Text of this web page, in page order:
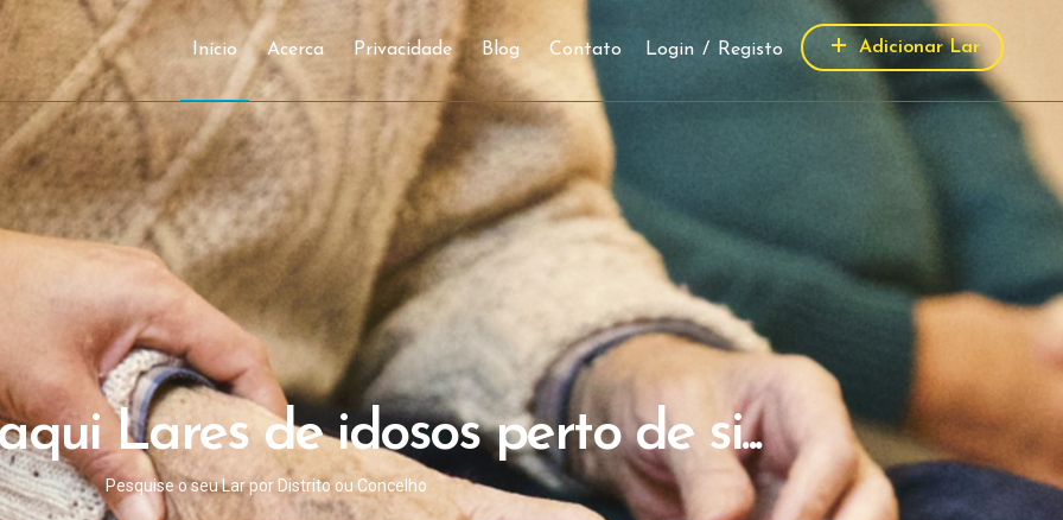
Início Acerca Privacidade Blog Contato Login / Registo Adicionar Lar
Lares de idosos perto de si...
Pesquise o seu Lar por Distrito ou Concelho